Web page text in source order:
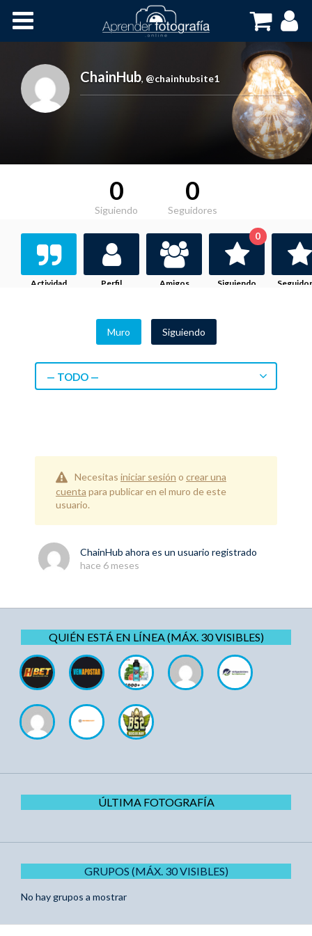
Cursos OnLine
ChainHub, @chainhubsite1
0
Siguiendo
0
Seguidores
Actividad Perfil Amigos Siguiendo
0
Muro Siguiendo
— TODO —
Necesitas iniciar sesión o crear una
cuenta para publicar en el muro de este
usuario.
ChainHub ahora es un usuario registrado
hace 6 meses
QUIÉN ESTÁ EN LÍNEA (MÁX. 30 VISIBLES)
ÚLTIMA FOTOGRAFÍA
GRUPOS (MÁX. 30 VISIBLES)
No hay grupos a mostrar